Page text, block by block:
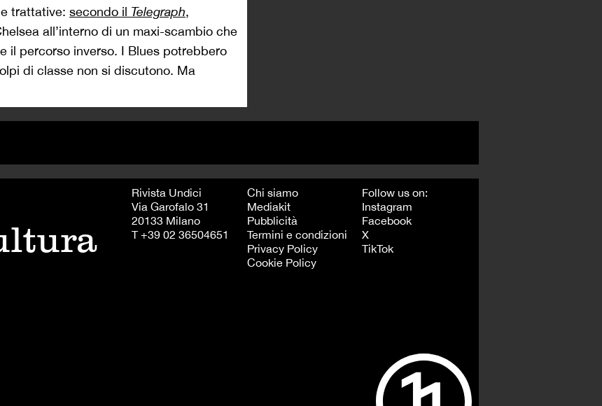
trattative: secondo il Telegraph,
all’interno di un maxi-scambio che
il percorso inverso. I Blues potrebbero
di classe non si discutono. Ma
Rivista Undici
Via Garofalo 31
20133 Milano
T +39 02 36504651
Chi siamo
Mediakit
Pubblicità
Termini e condizioni
Privacy Policy
Cookie Policy
Follow us on:
Instagram
Facebook
X
TikTok